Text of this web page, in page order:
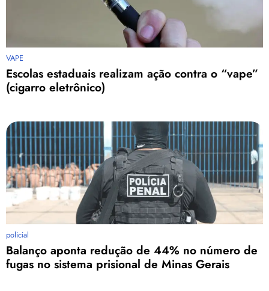
VAPE
Escolas estaduais realizam ação contra o “vape”
(cigarro eletrônico)
policial
Balanço aponta redução de 44% no número de
fugas no sistema prisional de Minas Gerais